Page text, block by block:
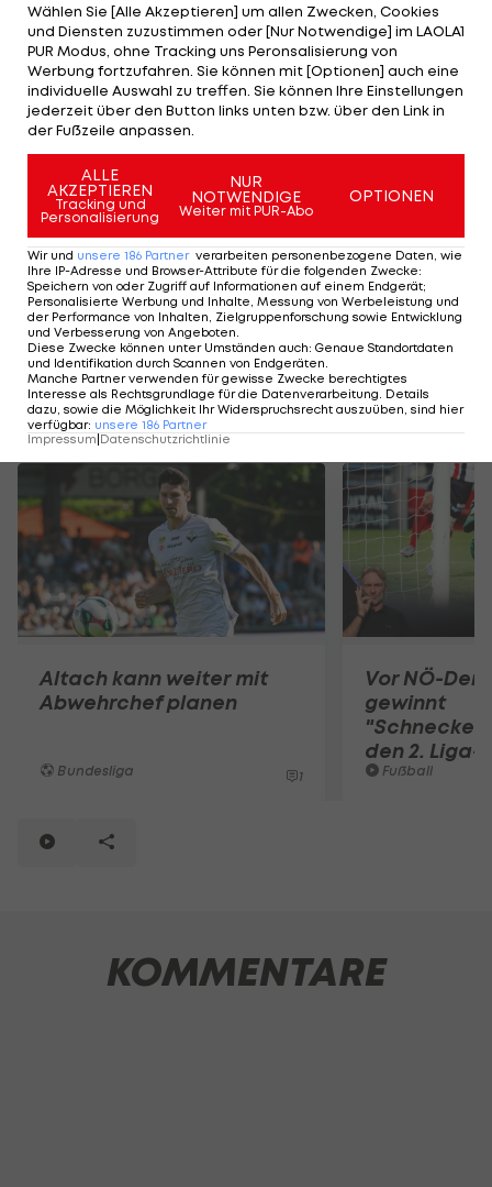
Nun entscheidet die Community, wer in der
legendären Top-Elf desSCR Altachlandet.
Außerdem soll auch der beste Altach-Trainer
dieses Jahrhunderts gefunden werden.
Bis Freitag (1. Mai) ist das Voting geöffnet.
Stimme jetzt ab: Die
legendärste LASK-Elf
des 21. Jahrhunderts
ÖFB-Cup
Mehr zum Thema
Altach kann weiter mit
Abwehrchef planen
Bundesliga 1
Vor NÖ-
gewinnt
den 2. Liga-
Fußball
KOMMENTARE
Wählen Sie [Alle Akzeptieren] um allen Zwecken, Cookies
und Diensten zuzustimmen oder [Nur Notwendige] im LAOLA1
PUR Modus, ohne Tracking uns Peronsalisierung von
Werbung fortzufahren. Sie können mit [Optionen] auch eine
individuelle Auswahl zu treffen. Sie können Ihre Einstellungen
jederzeit über den Button links unten bzw. über den Link in
der Fußzeile anpassen.
ALLE
AKZEPTIEREN
Tracking und
Personalisierung
NUR
NOTWENDIGE
Weiter mit PUR-Abo
OPTIONEN
Wir und unsere 186 Partner verarbeiten personenbezogene Daten, wie
Ihre IP-Adresse und Browser-Attribute für die folgenden Zwecke:
Speichern von oder Zugriff auf Informationen auf einem Endgerät;
Personalisierte Werbung und Inhalte, Messung von Werbeleistung und
der Performance von Inhalten, Zielgruppenforschung sowie Entwicklung
und Verbesserung von Angeboten
Diese Zwecke können unter Umständen auch: Genaue Standortdaten
und Identifikation durch Scannen von Endgeräten
Manche Partner verwenden für gewisse Zwecke berechtigtes
Interesse als Rechtsgrundlage für die Datenverarbeitung. Details
dazu, sowie die Möglichkeit Ihr Widerspruchsrecht auszuüben, sind hier
verfügbar: unsere 186 Partner
Impressum|Datenschutzrichtlinie